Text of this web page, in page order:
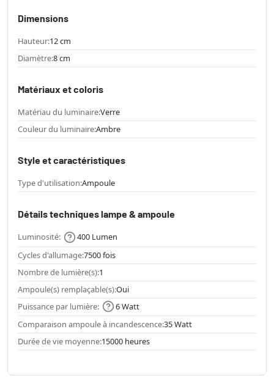
Dimensions
Hauteur:12 cm
Diamètre:8 cm
Matériaux et coloris
Matériau du luminaire:Verre
Couleur du luminaire:Ambre
Style et caractéristiques
Type d'utilisation:Ampoule
Détails techniques lampe & ampoule
Luminosité:
400 Lumen
Cycles d'allumage:7500 fois
Nombre de lumière(s):1
Ampoule(s) remplaçable(s):Oui
Puissance par lumière:
6 Watt
Comparaison ampoule à incandescence:35 Watt
Durée de vie moyenne:15000 heures